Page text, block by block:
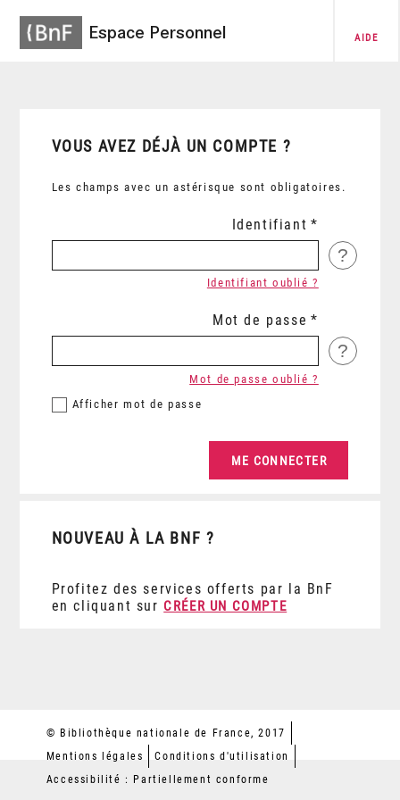
Espace Personnel AIDE
VOUS AVEZ DÉJÀ UN COMPTE ?
Les champs avec un astérisque sont obligatoires.
Identifiant
?
Identifiant oublié ?
Mot de passe
?
Afficher mot de passe
Mot de passe oublié ?
NOUVEAU À LA BNF ?
Profitez des services offerts par la BnF
en cliquant sur CRÉER UN COMPTE
© Bibliothèque nationale de France, 2017
Mentions légales
Conditions d'utilisation
Accessibilité : Partiellement conforme